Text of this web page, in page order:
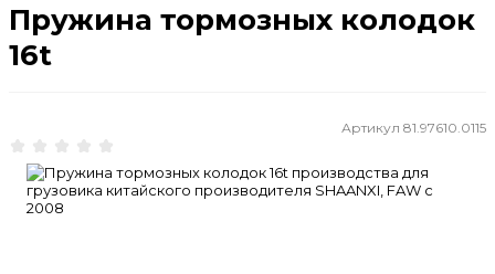
Пружина тормозных колодок
16t
Артикул 81.97610.0115